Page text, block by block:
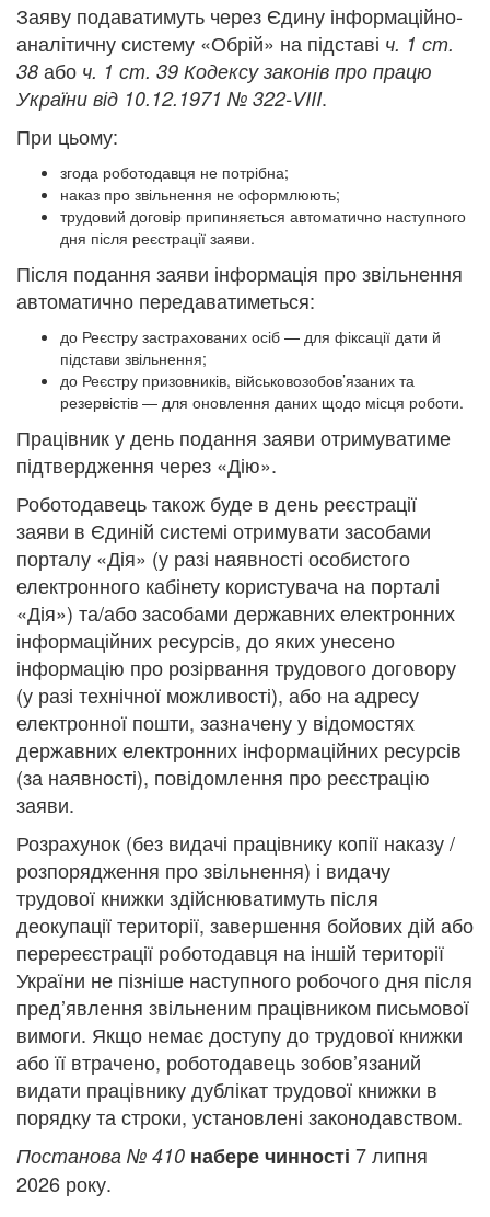
Заяву подаватимуть через Єдину інформаційно-
аналітичну систему «Обрій» на підставі ч. 1 ст.
38 або ч. 1 ст. 39 Кодексу законів про працю
України від 10.12.1971 № 322-VIII.
При цьому:
згода роботодавця не потрібна;
наказ про звільнення не оформлюють;
трудовий договір припиняється автоматично наступного
дня після реєстрації заяви.
Після подання заяви інформація про звільнення
автоматично передаватиметься:
до Реєстру застрахованих осіб — для фіксації дати й
підстави звільнення;
до Реєстру призовників, військовозобов’язаних та
резервістів — для оновлення даних щодо місця роботи.
Працівник у день подання заяви отримуватиме
підтвердження через «Дію».
Роботодавець також буде в день реєстрації
заяви в Єдиній системі отримувати засобами
порталу «Дія» (у разі наявності особистого
електронного кабінету користувача на порталі
«Дія») та/або засобами державних електронних
інформаційних ресурсів, до яких унесено
інформацію про розірвання трудового договору
(у разі технічної можливості), або на адресу
електронної пошти, зазначену у відомостях
державних електронних інформаційних ресурсів
(за наявності), повідомлення про реєстрацію
заяви.
Розрахунок (без видачі працівнику копії наказу /
розпорядження про звільнення) і видачу
трудової книжки здійснюватимуть після
деокупації території, завершення бойових дій або
перереєстрації роботодавця на іншій території
України не пізніше наступного робочого дня після
пред’явлення звільненим працівником письмової
вимоги. Якщо немає доступу до трудової книжки
або її втрачено, роботодавець зобов’язаний
видати працівнику дублікат трудової книжки в
порядку та строки, установлені законодавством.
Постанова № 410 набере чинності 7 липня
2026 року.